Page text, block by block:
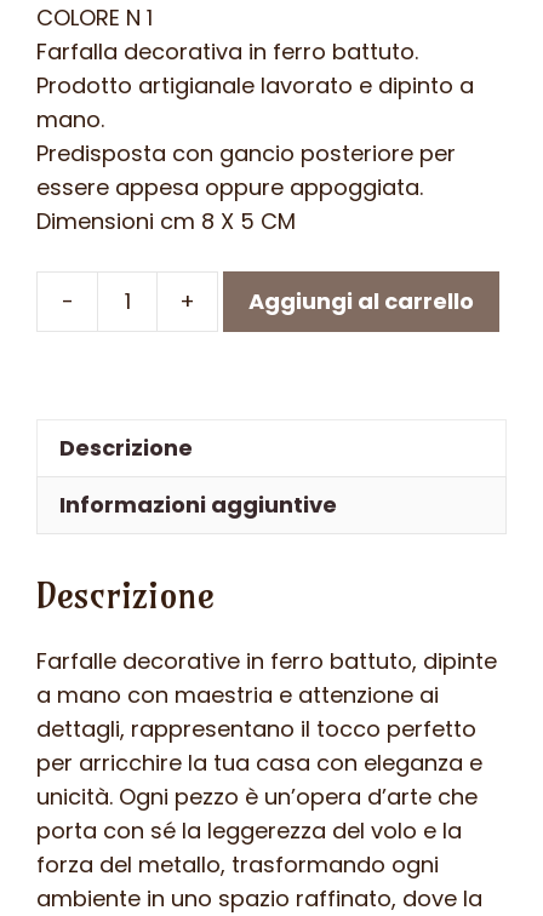
era:
6,70 €.4,70 €.
COLORE N 1
Farfalla decorativa in ferro battuto.
Prodotto artigianale lavorato e dipinto a
mano.
Predisposta con gancio posteriore per
essere appesa oppure appoggiata.
Dimensioni cm 8 X 5 CM
-
FARFALLA
8
x
F
104
FR
-
colore
n
1
quantità
+ Aggiungi al carrello
Descrizione
Informazioni aggiuntive
Descrizione
Farfalle decorative in ferro battuto, dipinte
a mano con maestria e attenzione ai
dettagli, rappresentano il tocco perfetto
per arricchire la tua casa con eleganza e
unicità. Ogni pezzo è un’opera d’arte che
porta con sé la leggerezza del volo e la
forza del metallo, trasformando ogni
ambiente in uno spazio raffinato, dove la